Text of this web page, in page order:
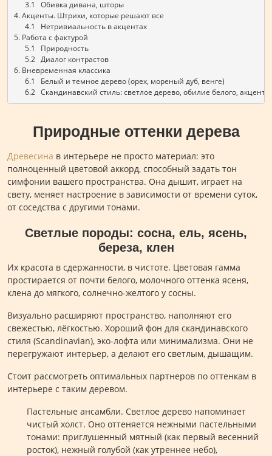
      3.1   Обивка дивана, шторы
4. Акценты. Штрихи, которые решают все
      4.1   Нетривиальность в акцентах
5. Работа с фактурой
      5.1   Природность
      5.2   Диалог контрастов
6. Вневременная классика
      6.1   Белый и темное дерево (орех, мореный дуб, венге)
      6.2   Скандинавский стиль: светлое дерево, обилие белого, акценты
Природные оттенки дерева
Древесина в интерьере не просто материал: это
полноценный цветовой аккорд, способный задать тон
симфонии вашего пространства. Она дышит, играет на
свету, меняет настроение в зависимости от времени суток,
от соседства с другими тонами.
Светлые породы: сосна, ель, ясень,
береза, клен
Их красота в сдержанности, в чистоте. Цветовая гамма
простирается от почти белого, молочного оттенка ясеня,
клена до мягкого, солнечно-желтого у сосны.
Визуально расширяют пространство, наполняют его
свежестью, лёгкостью. Хороший фон для скандинавского
стиля (Scandinavian), эко-лофта или минимализма. Они не
перегружают интерьер, а делают его светлым, дышащим.
Стоит рассмотреть оптимальных партнеров по оттенкам в
интерьере с таким деревом.
Пастельные ансамбли. Светлое дерево напоминает
чистый холст. Оно оттеняется нежными пастельными
тонами: приглушенный мятный (как первый весенний
росток), нежный голубой (как утреннее небо),